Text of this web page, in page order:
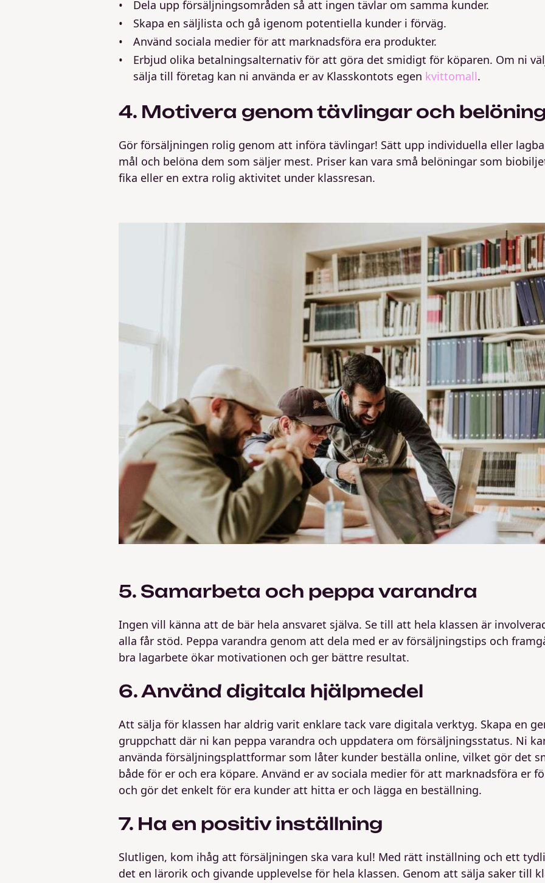
Dela upp försäljningsområden så att ingen tävlar om samma kunder.
Skapa en säljlista och gå igenom potentiella kunder i förväg.
Använd sociala medier för att marknadsföra era produkter.
Erbjud olika betalningsalternativ för att göra det smidigt för köparen. Om ni
sälja till företag kan ni använda er av Klasskontots egen kvittomall.
4. Motivera genom tävlingar och
Gör försäljningen rolig genom att införa tävlingar! Sätt upp individuella eller
mål och belöna dem som säljer mest. Priser kan vara små belöningar som
fika eller en extra rolig aktivitet under klassresan.
5. Samarbeta och peppa varandra
Ingen vill känna att de bär hela ansvaret själva. Se till att hela klassen är
alla får stöd. Peppa varandra genom att dela med er av försäljningstips och
bra lagarbete ökar motivationen och ger bättre resultat.
6. Använd digitala hjälpmedel
Att sälja för klassen har aldrig varit enklare tack vare digitala verktyg. Skapa en
gruppchatt där ni kan peppa varandra och uppdatera om försäljningsstatus. Ni
använda försäljningsplattformar som låter kunder beställa online, vilket gör det
både för er och era köpare. Använd er av sociala medier för att marknadsföra er
och gör det enkelt för era kunder att hitta er och lägga en beställning.
7. Ha en positiv inställning
Slutligen, kom ihåg att försäljningen ska vara kul! Med rätt inställning och ett
det en lärorik och givande upplevelse för hela klassen. Genom att sälja saker till